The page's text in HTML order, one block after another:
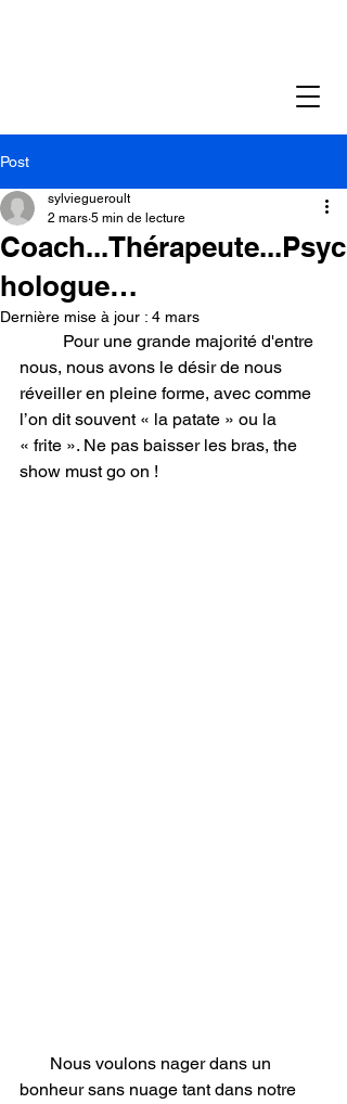
Post
Coach...Thérapeute...Psyc
hologue…
sylviegueroult
2 mars 5 min de lecture
Dernière mise à jour : 4 mars
nous, nous avons le désir de nous
réveiller en pleine forme, avec comme
l’on dit souvent « la patate » ou la
« frite ». Ne pas baisser les bras, the
show must go on !
Nous voulons nager dans un
bonheur sans nuage tant dans notre